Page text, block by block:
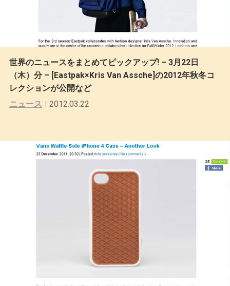
世界のニュースをまとめてピックアップ! – 3月22日
（木）分 – [Eastpak×Kris Van Assche]の2012年秋冬コ
レクションが公開など
ニュース
2012.03.22